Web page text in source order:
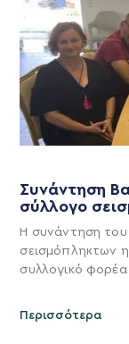
Συνάντηση
σύλλογο
Η συνάντηση του
σεισμόπληκτων
συλλογικό
Περισσότερα